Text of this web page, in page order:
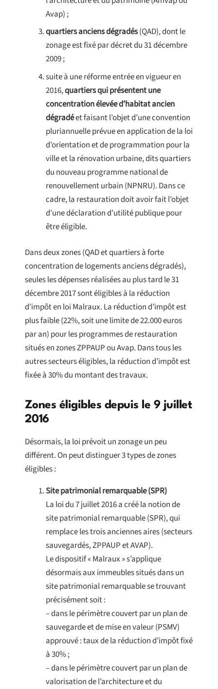
Avap) ;
quartiers anciens dégradés(QAD), dont le
zonage est fixé par décret du 31 décembre
2009 ;
suite à une réforme entrée en vigueur en
2016,quartiers qui présentent une
concentration élevée d’habitat ancien
dégradéet faisant l’objet d’une convention
pluriannuelle prévue en application de la loi
d’orientation et de programmation pour la
ville et la rénovation urbaine, dits quartiers
du nouveau programme national de
renouvellement urbain (NPNRU). Dans ce
cadre, la restauration doit avoir fait l’objet
d’une déclaration d’utilité publique pour
être éligible.
Dans deux zones (QAD et quartiers à forte
concentration de logements anciens dégradés),
seules les dépenses réalisées au plus tard le 31
décembre 2017 sont éligibles à la réduction
d’impôt en loi Malraux. La réduction d’impôt est
plus faible (22%, soit une limite de 22.000 euros
par an) pour les programmes de restauration
situés en zones ZPPAUP ou Avap. Dans tous les
autres secteurs éligibles, la réduction d’impôt est
fixée à 30% du montant des travaux.
Zones éligibles depuis le 9 juillet
2016
Désormais, la loi prévoit un zonage un peu
différent. On peut distinguer 3 types de zones
éligibles :
Site patrimonial remarquable (SPR)
La loi du 7 juillet 2016 a créé la notion de
site patrimonial remarquable (SPR), qui
remplace les trois anciennes aires (secteurs
sauvegardés, ZPPAUP et AVAP).
Le dispositif « Malraux » s’applique
désormais aux immeubles situés dans un
site patrimonial remarquable se trouvant
précisément soit :
– dans le périmètre couvert par un plan de
sauvegarde et de mise en valeur (PSMV)
approuvé : taux de la réduction d’impôt fixé
à 30% ;
– dans le périmètre couvert par un plan de
valorisation de l’architecture et du